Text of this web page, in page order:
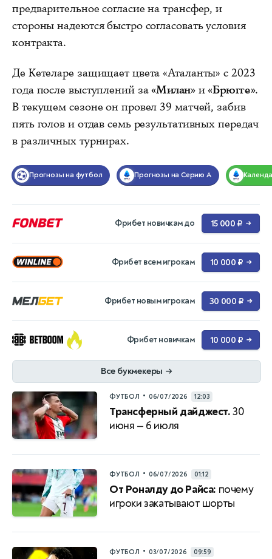
предварительное согласие на трансфер, и
стороны надеются быстро согласовать условия
контракта.
Де Кетеларе защищает цвета «Аталанты» с 2023
года после выступлений за«Милан»и«Брюгге».
В текущем сезоне он провел 39 матчей, забив
пять голов и отдав семь результативных передач
в различных турнирах.
Прогнозы на футбол Прогнозы на Серию А
Фрибет новичкам до 15 000 ₽ →
Фрибет всем игрокам 10 000 ₽ →
Фрибет новым игрокам 30 000 ₽ →
Фрибет новичкам 10 000 ₽ →
Все букмекеры →
ФУТБОЛ • 06/07/2026 12:03
Трансферный дайджест.30
июня — 6 июля
ФУТБОЛ • 06/07/2026 01:12
От Роналду до Райса: почему
игроки закатывают шорты
ФУТБОЛ • 03/07/2026 09:59